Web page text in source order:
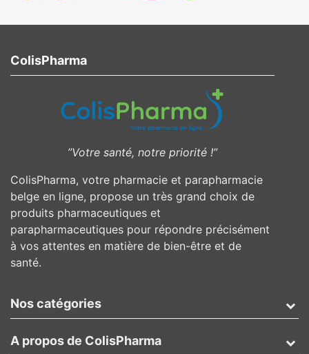
ColisPharma
”Votre santé, notre priorité !”
ColisPharma, votre pharmacie et parapharmacie
belge en ligne, propose un très grand choix de
produits pharmaceutiques et
parapharmaceutiques pour répondre précisément
à vos attentes en matière de bien-être et de
santé.
Nos catégories
A propos de ColisPharma